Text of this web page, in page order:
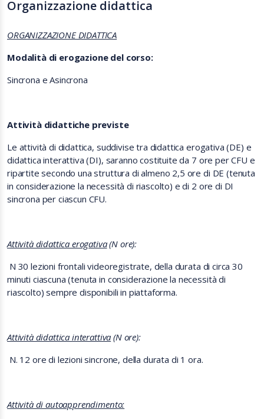
Organizzazione didattica
ORGANIZZAZIONE DIDATTICA
Modalità di erogazione del corso:
Sincrona e Asincrona
Attività didattiche previste
Le attività di didattica, suddivise tra didattica erogativa (DE) e
didattica interattiva (DI), saranno costituite da 7 ore per CFU e
ripartite secondo una struttura di almeno 2,5 ore di DE (tenuta
in considerazione la necessità di riascolto) e di 2 ore di DI
sincrona per ciascun CFU.
Attività didattica erogativa(N ore):
N 30 lezioni frontali videoregistrate, della durata di circa 30
minuti ciascuna (tenuta in considerazione la necessità di
riascolto) sempre disponibili in piattaforma.
Attività didattica interattiva (N ore):
N. 12 ore di lezioni sincrone, della durata di 1 ora.
Attività di autoapprendimento: